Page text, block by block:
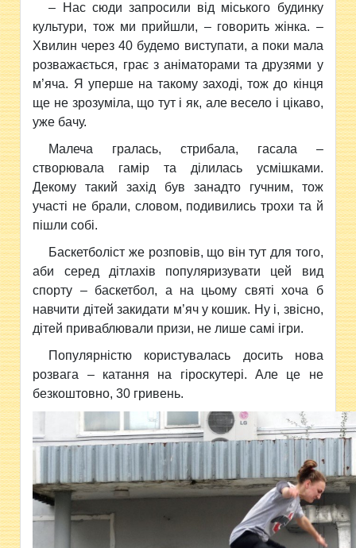
– Нас сюди запросили від міського будинку
культури, тож ми прийшли, – говорить жінка. –
Хвилин через 40 будемо виступати, а поки мала
розважається, грає з аніматорами та друзями у
м’яча. Я уперше на такому заході, тож до кінця
ще не зрозуміла, що тут і як, але весело і цікаво,
уже бачу.
Малеча гралась, стрибала, гасала –
створювала гамір та ділилась усмішками.
Декому такий захід був занадто гучним, тож
участі не брали, словом, подивились трохи та й
пішли собі.
Баскетболіст же розповів, що він тут для того,
аби серед дітлахів популяризувати цей вид
спорту – баскетбол, а на цьому святі хоча б
навчити дітей закидати м’яч у кошик. Ну і, звісно,
дітей приваблювали призи, не лише самі ігри.
Популярністю користувалась досить нова
розвага – катання на гіроскутері. Але це не
безкоштовно, 30 гривень.